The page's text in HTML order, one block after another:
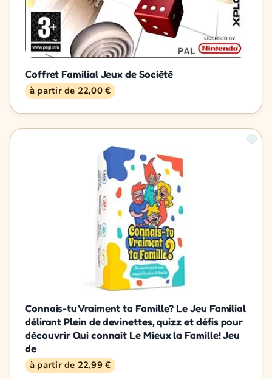
Coffret Familial Jeux de Société
à partir de 22,00 €
Connais-tu Vraiment ta Famille? Le Jeu Familial
délirant Plein de devinettes, quizz et défis pour
découvrir Qui connait Le Mieux la Famille! Jeu
de
à partir de 22,99 €